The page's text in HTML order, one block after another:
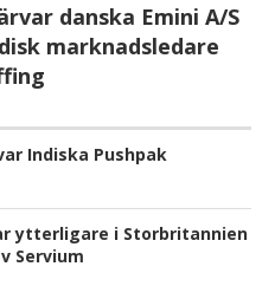
danska Emini A/S
marknadsledare
Indiska Pushpak
ytterligare i Storbritannien
Servium